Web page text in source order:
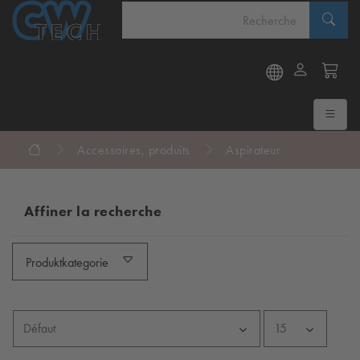
Accessoires, produits Aspirateur
Affiner la recherche
Produktkategorie